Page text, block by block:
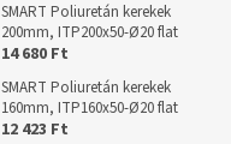
SMART Poliuretán kerekek
200mm, ITP200x50-Ø20 flat
14 680 Ft
SMART Poliuretán kerekek
160mm, ITP160x50-Ø20 flat
12 423 Ft